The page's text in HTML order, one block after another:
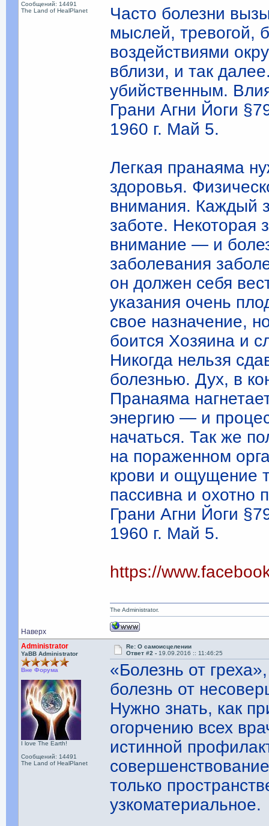
Сообщений: 14491
The Land of HealPlanet
Часто болезни
мыслей, тревогой,
воздействиями
вблизи, и так
убийственным.
Грани Агни Йоги
1960 г. Май 5.
Легкая пранаяма
здоровья.
внимания. Каждый
заботе. Некоторая
внимание ― и
заболевания
он должен себя
указания очень
свое назначение,
боится Хозяина и
Никогда нельзя
болезнью. Дух, в
Пранаяма
энергию ― и
начаться. Так же
на пораженном
крови и ощущение
пассивна и охотно
Грани Агни Йоги
1960 г. Май 5.
https://
Наверх
The Administrator.
Administrator
YaBB Administrator
Вне Форума
I love The Earth!
Сообщений: 14491
The Land of HealPlanet
Re: О самоисцелении
Ответ #2 - 19.09.2016 :: 11:46:25
«Болезнь от
болезнь от
Нужно знать, как
огорчению всех
истинной
только
узкоматериальное.